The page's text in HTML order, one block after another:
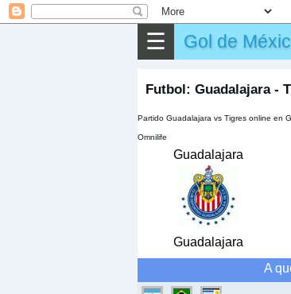
☰ Gol de
Futbol: Guadalajara -
Partido Guadalajara vs Tigres online en
Omnilife
Guadalajara
Guadalajara
A